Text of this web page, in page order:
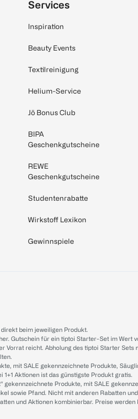
Services
Inspiration
Beauty Events
Textilreinigung
Helium-Service
Jö Bonus Club
BIPA
Geschenkgutscheine
REWE
Geschenkgutscheine
Studentenrabatte
Wirkstoff Lexikon
Gewinnspiele
beim jeweiligen Produkt.
Gutschein für ein tiptoi Starter-Set im
Vorrat reicht. Abholung des tiptoi Starter
mit SALE gekennzeichnete Produkte,
Aktionen ist das günstigste Produkt gratis.
gekennzeichnete Produkte, mit SALE
sowie Pfand. Nicht mit anderen Rabatten
und Aktionen kombinierbar. Preise